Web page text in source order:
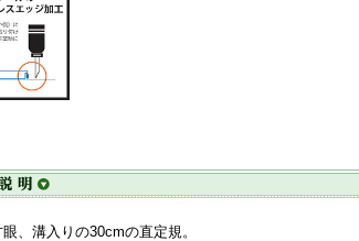
、溝入りの30cmの直定規。